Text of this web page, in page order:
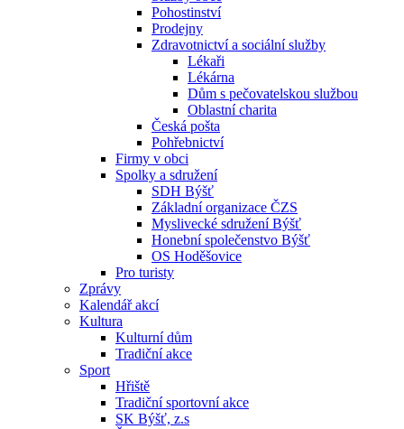
Pohostinství
Prodejny
Zdravotnictví a sociální služby
Lékaři
Lékárna
Dům s pečovatelskou službou
Oblastní charita
Česká pošta
Pohřebnictví
Firmy v obci
Spolky a sdružení
SDH Býšť
Základní organizace ČZS
Myslivecké sdružení Býšť
Honební společenstvo Býšť
OS Hoděšovice
Pro turisty
Zprávy
Kalendář akcí
Kultura
Kulturní dům
Tradiční akce
Sport
Hřiště
Tradiční sportovní akce
SK Býšť, z.s